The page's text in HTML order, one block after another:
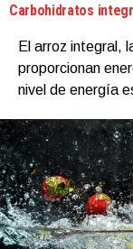
Carbohidratos
El arroz integral,
proporcionan
nivel de energía